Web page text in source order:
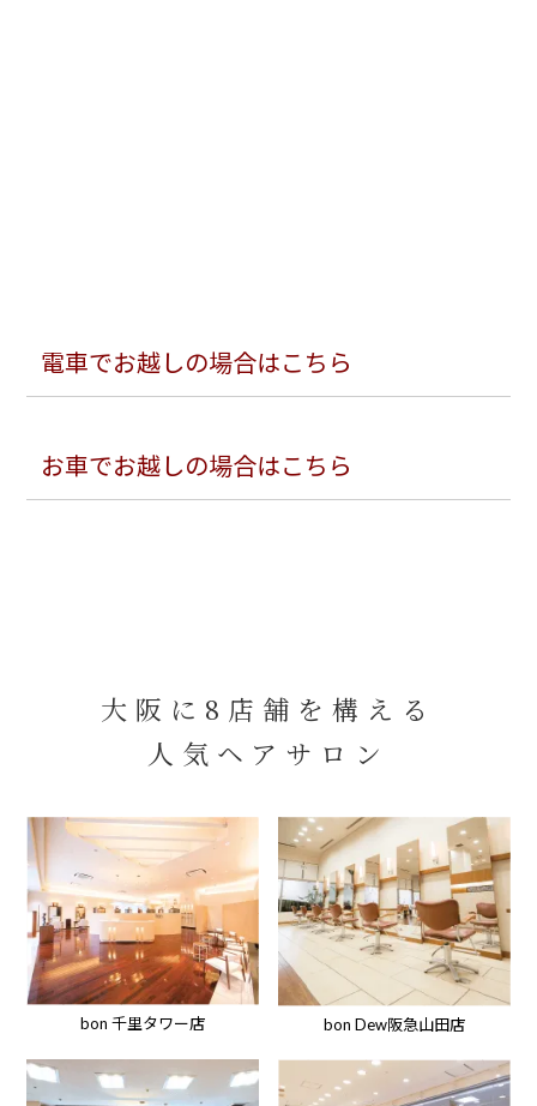
電車でお越しの場合はこちら
お車でお越しの場合はこちら
大阪に8店舗を構える
人気ヘアサロン
bon 千里タワー店 bon Dew阪急山田店